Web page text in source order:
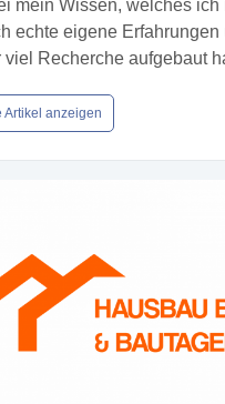
mein Wissen, welches ich
echte eigene Erfahrungen
viel Recherche aufgebaut
Artikel anzeigen